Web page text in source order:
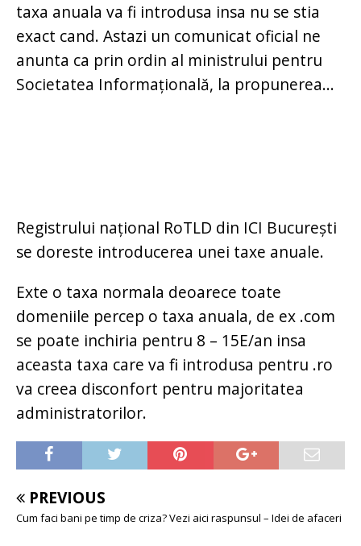
taxa anuala va fi introdusa insa nu se stia
exact cand. Astazi un comunicat oficial ne
anunta ca prin ordin al ministrului pentru
Societatea Informaţională, la propunerea...
Registrului naţional RoTLD din ICI Bucureşti
se doreste introducerea unei taxe anuale.
Exte o taxa normala deoarece toate
domeniile percep o taxa anuala, de ex .com
se poate inchiria pentru 8 – 15E/an insa
aceasta taxa care va fi introdusa pentru .ro
va creea disconfort pentru majoritatea
administratorilor.
PREVIOUS
Cum faci bani pe timp de criza? Vezi aici raspunsul – Idei de afaceri